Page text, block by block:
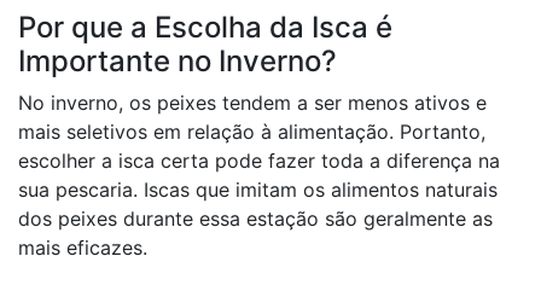
Por que a Escolha da Isca é
Importante no Inverno?
No inverno, os peixes tendem a ser menos ativos e
mais seletivos em relação à alimentação. Portanto,
escolher a isca certa pode fazer toda a diferença na
sua pescaria. Iscas que imitam os alimentos naturais
dos peixes durante essa estação são geralmente as
mais eficazes.